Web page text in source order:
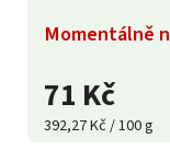
71 Kč
392,27 Kč / 100 g
Momentálně